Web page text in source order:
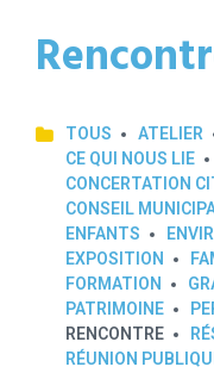
TOUS ATELIER
CE QUI NOUS LIE
CONCERTATION
CONSEIL
ENFANTS
EXPOSITION
FORMATION
PATRIMOINE
RENCONTRE
RÉUNION